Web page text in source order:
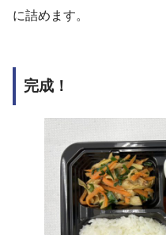
に詰めます。
完成！